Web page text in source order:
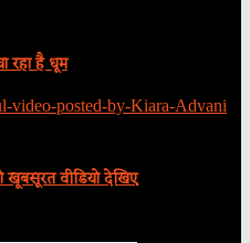
रहा है धूम
खूबसूरत वीडियो देखिए